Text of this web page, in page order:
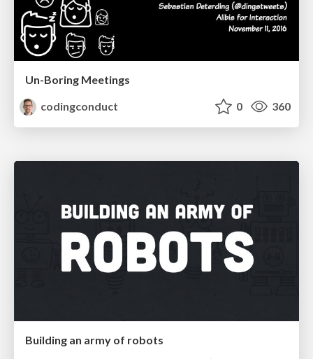
Un-Boring Meetings
codingconduct
0 360
Building an army of robots